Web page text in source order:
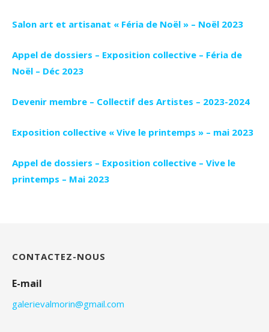
Salon art et artisanat « Féria de Noël » – Noël 2023
Appel de dossiers – Exposition collective – Féria de
Noël – Déc 2023
Devenir membre – Collectif des Artistes – 2023-2024
Exposition collective « Vive le printemps » – mai 2023
Appel de dossiers – Exposition collective – Vive le
printemps – Mai 2023
CONTACTEZ-NOUS
E-mail
galerievalmorin@gmail.com